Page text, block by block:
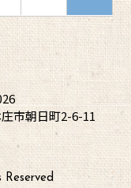
市朝日町2-6-11